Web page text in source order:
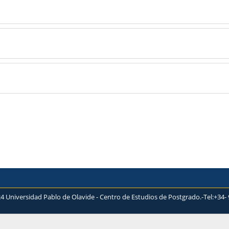
Universidad Pablo de Olavide - Centro de Estudios de Postgrado.-Tel:+34-